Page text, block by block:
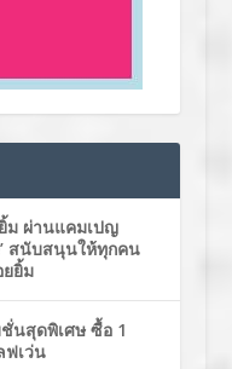
ม ผ่านแคมเปญ
สนับสนุนให้ทุกคน
ยิ้ม
นสุดพิเศษ ซื้อ 1
ฟเว่น